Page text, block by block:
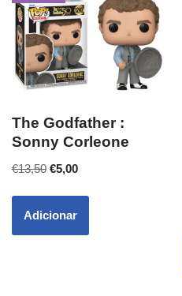
The Godfather :
Sonny Corleone
€13,50 €5,00
Adicionar